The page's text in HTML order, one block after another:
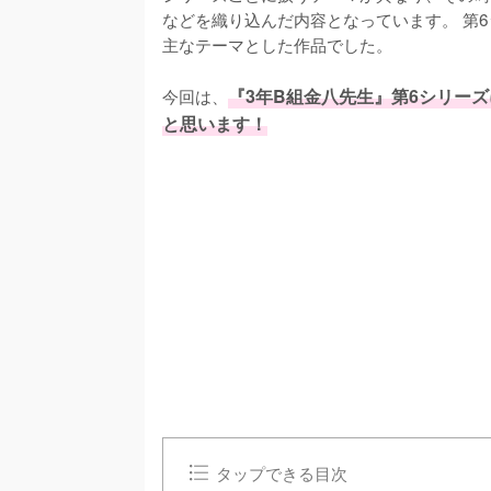
などを織り込んだ内容となっています。
主なテーマとした作品でした。
今回は、 『3年B組金八先生』第6シリー
と思います！
タップできる目次